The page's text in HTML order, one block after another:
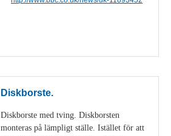
Diskborste.
Diskborste med tving. Diskborsten
monteras på lämpligt ställe. Istället för att